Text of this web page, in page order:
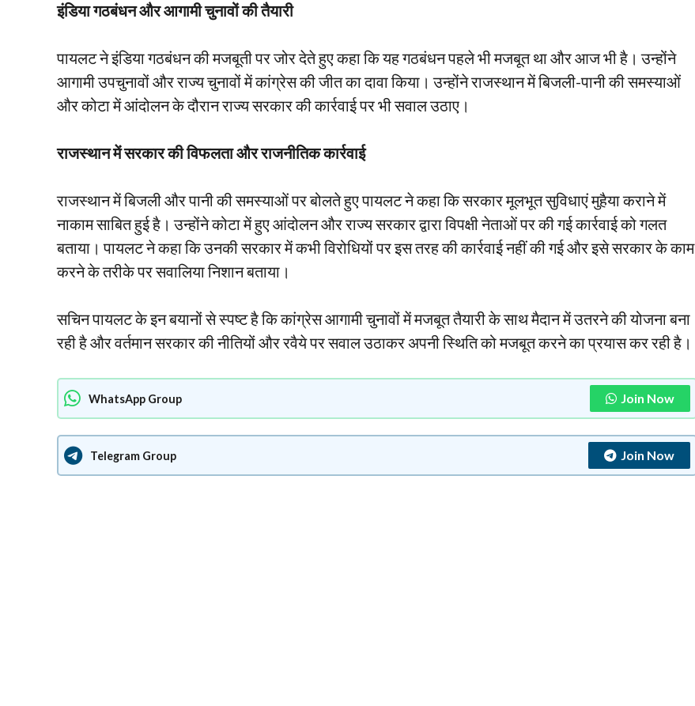
इंडिया गठबंधन और आगामी चुनावों की तैयारी
पायलट ने इंडिया गठबंधन की मजबूती पर जोर देते हुए कहा कि यह गठबंधन पहले भी मजबूत था और आज भी है। उन्होंने
आगामी उपचुनावों और राज्य चुनावों में कांग्रेस की जीत का दावा किया। उन्होंने राजस्थान में बिजली-पानी की समस्याओं
और कोटा में आंदोलन के दौरान राज्य सरकार की कार्रवाई पर भी सवाल उठाए।
राजस्थान में सरकार की विफलता और राजनीतिक कार्रवाई
राजस्थान में बिजली और पानी की समस्याओं पर बोलते हुए पायलट ने कहा कि सरकार मूलभूत सुविधाएं मुहैया कराने में
नाकाम साबित हुई है। उन्होंने कोटा में हुए आंदोलन और राज्य सरकार द्वारा विपक्षी नेताओं पर की गई कार्रवाई को गलत
बताया। पायलट ने कहा कि उनकी सरकार में कभी विरोधियों पर इस तरह की कार्रवाई नहीं की गई और इसे सरकार के काम
करने के तरीके पर सवालिया निशान बताया।
सचिन पायलट के इन बयानों से स्पष्ट है कि कांग्रेस आगामी चुनावों में मजबूत तैयारी के साथ मैदान में उतरने की योजना बना
रही है और वर्तमान सरकार की नीतियों और रवैये पर सवाल उठाकर अपनी स्थिति को मजबूत करने का प्रयास कर रही है।
WhatsApp Group Join Now
Telegram Group Join Now